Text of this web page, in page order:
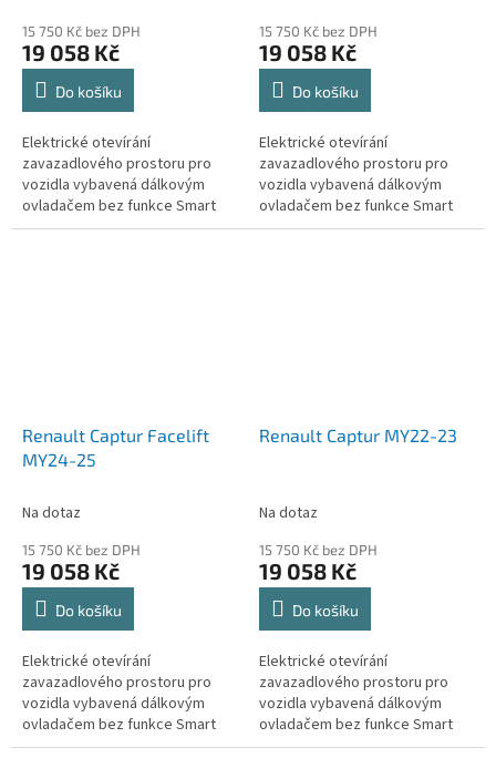
15 750 Kč bez DPH
19 058 Kč
Do košíku
Elektrické otevírání
zavazadlového prostoru pro
vozidla vybavená dálkovým
ovladačem bez funkce Smart
key (bezklíčový přístup,
15 750 Kč bez DPH
19 058 Kč
Do košíku
Elektrické otevírání
zavazadlového prostoru pro
vozidla vybavená dálkovým
ovladačem bez funkce Smart
key (bezklíčový přístup,
Renault Captur Facelift
MY24-25
Na dotaz
15 750 Kč bez DPH
19 058 Kč
Do košíku
Elektrické otevírání
zavazadlového prostoru pro
vozidla vybavená dálkovým
ovladačem bez funkce Smart
key (bezklíčový přístup,
Renault Captur MY22-23
Na dotaz
15 750 Kč bez DPH
19 058 Kč
Do košíku
Elektrické otevírání
zavazadlového prostoru pro
vozidla vybavená dálkovým
ovladačem bez funkce Smart
key (bezklíčový přístup,